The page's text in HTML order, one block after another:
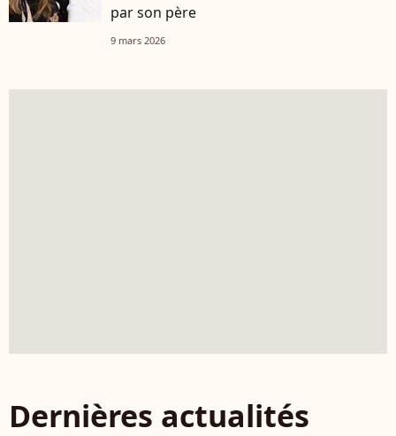
par son père
9 mars 2026
Dernières actualités